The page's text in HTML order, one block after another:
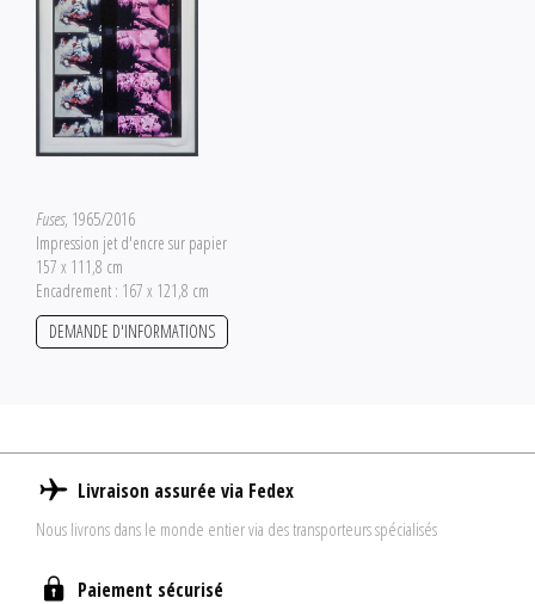
Fuses, 1965/2016
Impression jet d'encre sur papier
157 x 111,8 cm
Encadrement : 167 x 121,8 cm
DEMANDE D'INFORMATIONS
Livraison assurée via Fedex
Nous livrons dans le monde entier via des transporteurs spécialisés
Paiement sécurisé